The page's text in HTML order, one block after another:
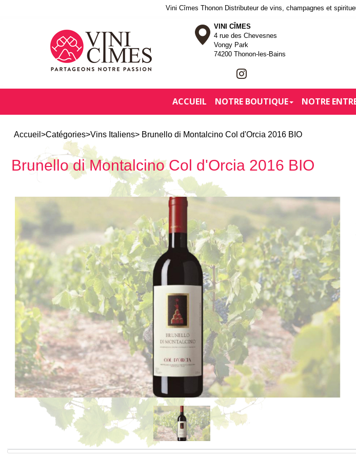
Vini Cîmes Thonon Distributeur de vins, champagnes et
VINI CÎMES
4 rue des Chevesnes
Vongy Park
74200 Thonon-les-Bains
ACCUEIL NOTRE BOUTIQUE NOTRE
Accueil >Catégories>Vins Italiens> Brunello di Montalcino Col d'Orcia 2016 BIO
Brunello di Montalcino Col d'Orcia 2016 BIO